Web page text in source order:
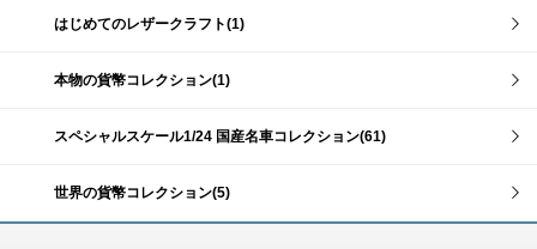
はじめてのレザークラフト(1)
本物の貨幣コレクション(1)
スペシャルスケール1/24 国産名車コレクション(61)
世界の貨幣コレクション(5)